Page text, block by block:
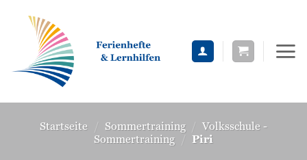
springen
Startseite / Sommertraining / Volksschule -
Sommertraining / Piri